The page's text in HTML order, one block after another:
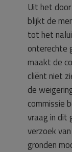
Uit het
blijkt de
tot het
onterechte
maakt de
cliënt niet
de
commissie
vraag in dit
verzoek
gronden